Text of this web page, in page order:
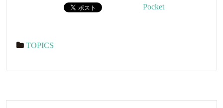
Pocket
TOPICS